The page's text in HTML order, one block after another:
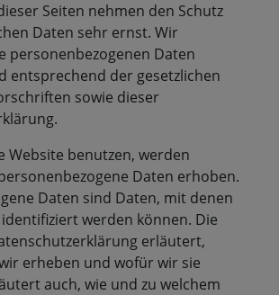
Seiten nehmen den Schutz
Daten sehr ernst. Wir
personenbezogenen Daten
entsprechend der gesetzlichen
sowie dieser
Website benutzen, werden
Daten erhoben.
Daten sind Daten, mit denen
werden können. Die
erläutert,
erheben und wofür wir sie
auch, wie und zu welchem